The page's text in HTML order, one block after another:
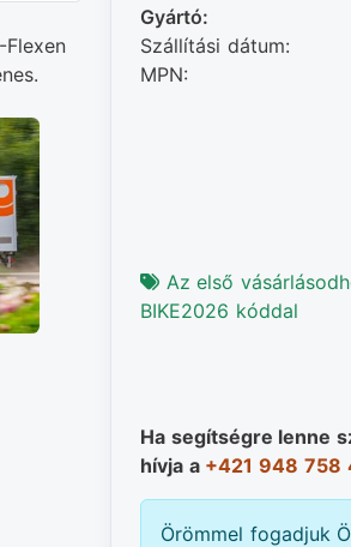
Gyártó:
Szállítási dátum:
MPN:
Az első
BIKE2026 kóddal
Ha segítségre lenne
hívja a +421 948 758
Örömmel fogadjuk